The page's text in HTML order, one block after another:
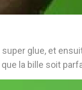
glue, et
la bille soit